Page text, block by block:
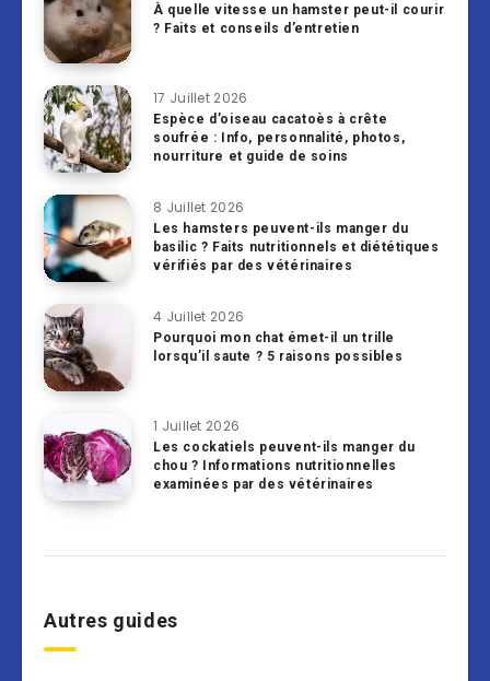
À quelle vitesse un hamster peut-il courir
? Faits et conseils d’entretien
17 Juillet 2026
Espèce d’oiseau cacatoès à crête
soufrée : Info, personnalité, photos,
nourriture et guide de soins
8 Juillet 2026
Les hamsters peuvent-ils manger du
basilic ? Faits nutritionnels et diététiques
vérifiés par des vétérinaires
4 Juillet 2026
Pourquoi mon chat émet-il un trille
lorsqu’il saute ? 5 raisons possibles
1 Juillet 2026
Les cockatiels peuvent-ils manger du
chou ? Informations nutritionnelles
examinées par des vétérinaires
Autres guides